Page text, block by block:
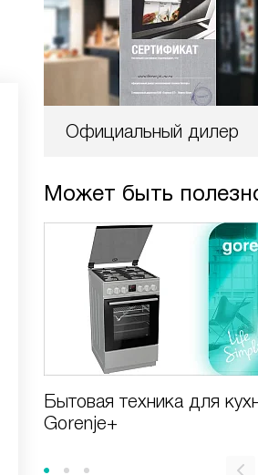
Официальный дилер
Может быть
Бытовая техника для
Gorenje+